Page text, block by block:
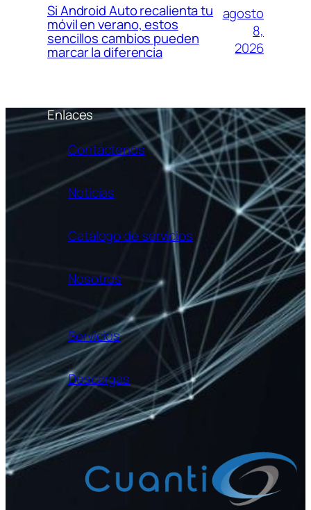
Si Android Auto recalienta tu
móvil en verano, estos
sencillos cambios pueden
marcar la diferencia
agosto
8,
2026
Enlaces
Contáctenos
Noticias
Catálogo de servicios
Nosotros
Servicios
Descargas